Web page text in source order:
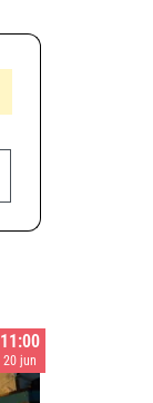
11:00
20 jun